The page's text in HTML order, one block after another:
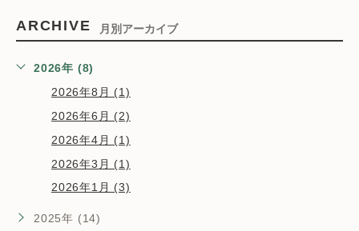
ARCHIVE 月別アーカイブ
2026年 (8)
2026年8月 (1)
2026年6月 (2)
2026年4月 (1)
2026年3月 (1)
2026年1月 (3)
2025年 (14)